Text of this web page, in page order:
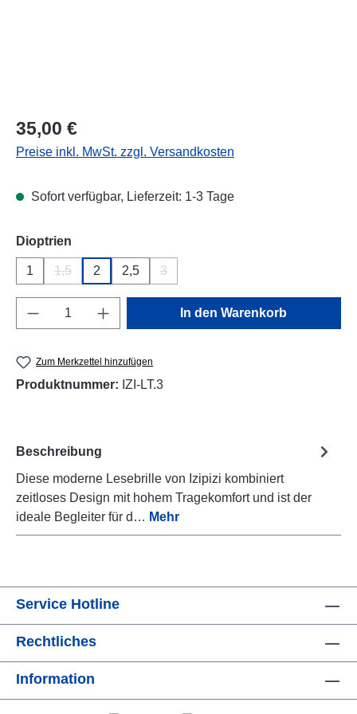
Regulärer Preis:
35,00 €
Preise inkl. MwSt. zzgl. Versandkosten
Sofort verfügbar, Lieferzeit: 1-3 Tage
Dioptrien
1 1,5
(Diese Option ist zurzeit nicht verfügbar.)
2 2,5 3
Produkt Anzahl: Gib den gewünschten
In den Warenkorb
Zum Merkzettel hinzufügen
Produktnummer: IZI-LT.3
Beschreibung
Diese moderne Lesebrille von Izipizi kombiniert
zeitloses Design mit hohem Tragekomfort und ist der
ideale Begleiter für d… Mehr
Service Hotline
Rechtliches
Information